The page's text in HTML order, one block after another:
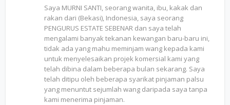
Saya MURNI SANTI, seorang wanita, ibu, kakak dan
rakan dari (Bekasi), Indonesia, saya seorang
PENGURUS ESTATE SEBENAR dan saya telah
mengalami banyak tekanan kewangan baru-baru ini,
tidak ada yang mahu meminjam wang kepada kami
untuk menyelesaikan projek komersial kami yang
telah dibina dalam beberapa bulan sekarang. Saya
telah ditipu oleh beberapa syarikat pinjaman palsu
yang menuntut sejumlah wang daripada saya tanpa
kami menerima pinjaman.